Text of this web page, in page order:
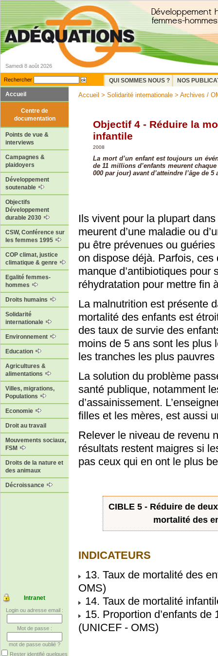
Samedi 8 août 2026
Rechercher QUI SOMMES NOUS ?
NOS
Accueil
Centre de
documentation
Points de vue &
interviews
Campagnes &
plaidoyers
Développement
soutenable
Objectifs
Développement
durable 2030
CSW, Conférence sur
les femmes 1995
COP climat, justice
climatique & genre
Egalité femmes-
hommes
Droits humains
Solidarité
internationale
Environnement
Education
Agricultures &
alimentations
Villes, migrations,
Populations
Economie
Droit au travail
Mouvements sociaux,
FSM
Droits de la nature et
des animaux
Décroissance
Intranet
Login ou adresse email :
Mot de passe :
mot de passe oublié ?
Rester identifié quelques
Accueil > Solidarité internationale > Archives /
Objectif 4 - Réduire la
infantile
2008
La mort d’un enfant est toujours un
de 11 millions d’enfants meurent chaque
000 par jour) avant d’atteindre l’âge de 5
Ils vivent pour la plupart
meurent d’une maladie ou
pu être prévenues ou
on dispose déjà. Parfois,
manque d’antibiotiques
réhydratation pour mettre fin
La malnutrition est présente
mortalité des enfants est
des taux de survie des
moins de 5 ans sont les plus
les tranches les plus
La solution du problème
santé publique, notamment
d’assainissement.
filles et les mères, est aussi
Relever le niveau de revenu
résultats restent maigres si
pas ceux qui en ont le plus
CIBLE 5 - Réduire de
mortalité des
INDICATEURS
13. Taux de mortalité des
OMS)
14. Taux de mortalité
15. Proportion d’enfants
(UNICEF - OMS)